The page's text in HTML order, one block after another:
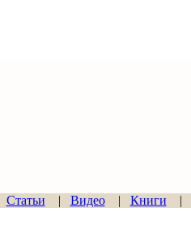
Статьи | Видео| Книги |